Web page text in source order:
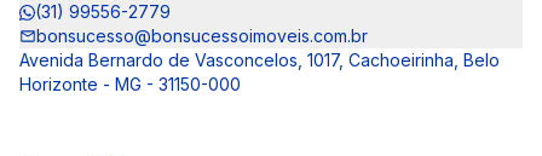
(31) 99556-2779
bonsucesso@bonsucessoimoveis.com.br
Avenida Bernardo de Vasconcelos, 1017, Cachoeirinha, Belo
Horizonte - MG - 31150-000